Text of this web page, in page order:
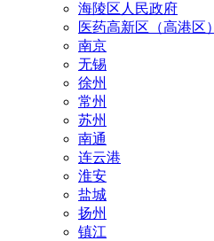
海陵区人民政府
医药高新区（高港区）
南京
无锡
徐州
常州
苏州
南通
连云港
淮安
盐城
扬州
镇江